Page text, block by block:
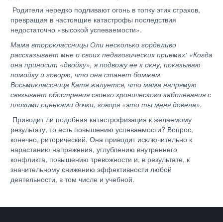
Родители нередко подливают огонь в топку этих страхов,
превращая в настоящие катастрофы последствия
недостаточно «высокой успеваемости».
Мама второклассницы Оли несколько горделиво
рассказывает мне о своих педагогических приемах: «Когда
она приносит «двойку», я подвожу ее к окну, показываю
помойку и говорю, что она станет бомжем.
Восьмиклассница Катя жалуется, что мама напрямую
связывает обострения своего хронического заболевания с
плохими оценками дочки, говоря «это ты меня довела».
Приводит ли подобная катастрофизация к желаемому
результату, то есть повышению успеваемости? Вопрос,
конечно, риторический. Она приводит исключительно к
нарастанию напряжения, углублению внутреннего
конфликта, повышению тревожности и, в результате, к
значительному снижению эффективности любой
деятельности, в том числе и учебной.